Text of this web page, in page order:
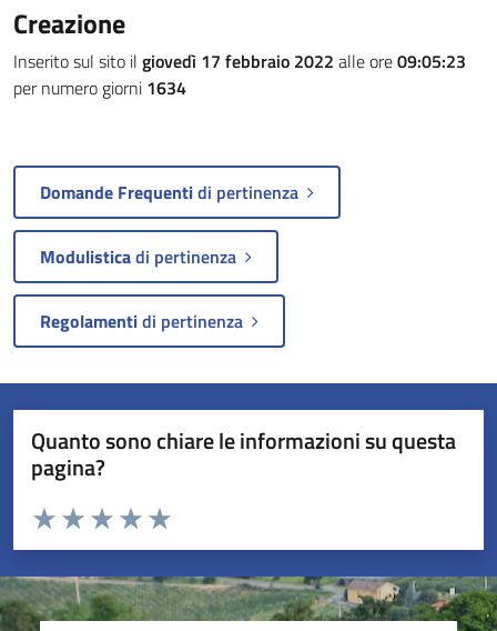
Creazione
Inserito sul sito il giovedì 17 febbraio 2022 alle ore09:05:23
per numero giorni 1634
Domande Frequentidi pertinenza
Modulisticadi pertinenza
Regolamentidi pertinenza
Quanto sono chiare le informazioni su questa
pagina?
Valuta da 1 a 5 stelle la pagina
Valuta 5 stelle su 5
Valuta 4 stelle su 5
Valuta 3 stelle su 5
Valuta 2 stelle su 5
Valuta 1 stelle su 5